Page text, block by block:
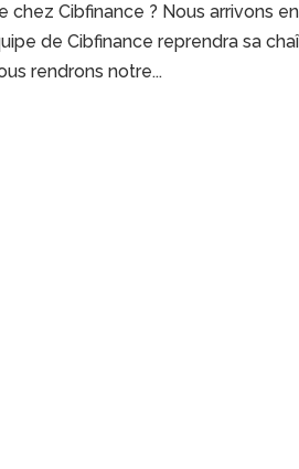
chez Cibfinance ? Nous arrivons
de Cibfinance reprendra sa
rendrons notre...